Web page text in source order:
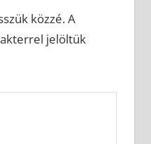
közzé.A
jelöltük